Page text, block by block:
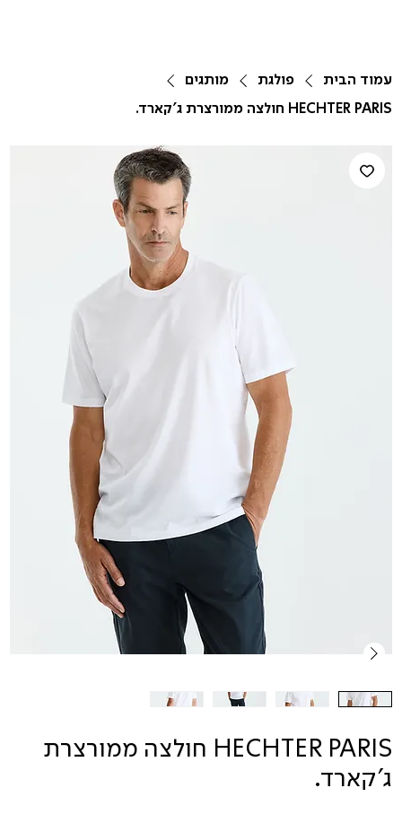
עמוד הבית פולגת
מותגים
HECHTER PARIS חולצה ממורצרת ג'קארד.
HECHTER PARIS חולצה ממורצרת
ג'קארד.